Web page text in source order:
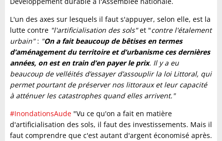
L'un des axes sur lesquels il faut s'appuyer, selon elle, est la
lutte contre "l'artificialisation des sols"et "contre l'étalement
urbain" : "On a fait beaucoup de bêtises en termes
d’aménagement du territoire et d’urbanisme ces dernières
années, on est en train d’en payer le prix. Il y a eu
beaucoup de velléités d’essayer d’assouplir la loi Littoral, qui
permet pourtant de préserver nos littoraux et leur capacité
à atténuer les catastrophes quand elles arrivent."
#InondationsAude "Vu ce qu'on a fait en matière
d'artificialisation des sols, il faut des investissements. Mais il
faut comprendre que c'est autant d'argent économisé après.